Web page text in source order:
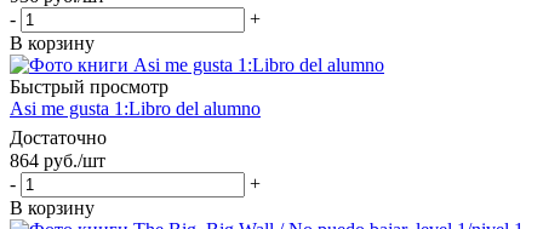
-
+
В корзину
Быстрый просмотр
Asi me gusta 1:Libro del alumno
Достаточно
864 руб./шт
-
+
В корзину